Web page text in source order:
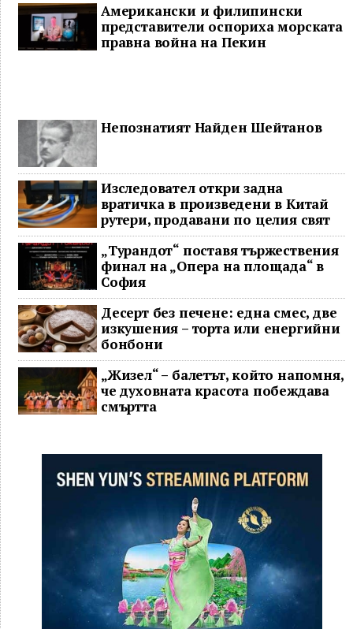
Американски и филипински
представители оспориха морската
правна война на Пекин
Непознатият Найден Шейтанов
Изследовател откри задна
вратичка в произведени в Китай
рутери, продавани по целия свят
„Турандот“ поставя тържествения
финал на „Опера на площада“ в
София
Десерт без печене: една смес, две
изкушения – торта или енергийни
бонбони
„Жизел“ – балетът, който напомня,
че духовната красота побеждава
смъртта